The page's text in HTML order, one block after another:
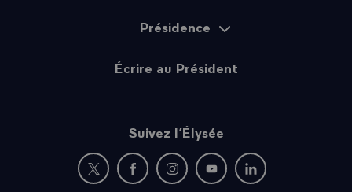
Présidence
Écrire au Président
Suivez l’Élysée
Nouvelle fenêtre : rejoignez-nous sur Twitter
Nouvelle fenêtre : rejoignez-nous sur
Nouvelle fenêtre : rejoignez-nous
Nouvelle fenêtre :
Nouvelle fenêtre :